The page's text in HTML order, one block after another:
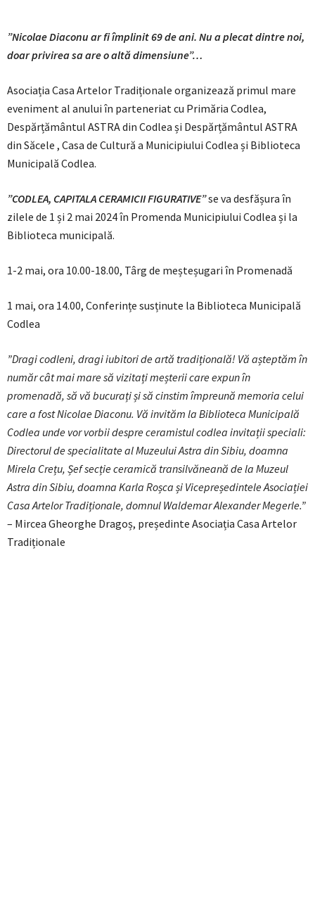
”Nicolae Diaconu ar fi împlinit 69 de ani. Nu a plecat dintre noi,
doar privirea sa are o altă dimensiune”…
Asociația Casa Artelor Tradiționale organizează primul mare
eveniment al anului în parteneriat cu Primăria Codlea,
Despărțământul ASTRA din Codlea și Despărțământul ASTRA
din Săcele , Casa de Cultură a Municipiului Codlea și Biblioteca
Municipală Codlea.
”CODLEA, CAPITALA CERAMICII FIGURATIVE”se va desfășura în
zilele de 1 și 2 mai 2024 în Promenda Municipiului Codlea și la
Biblioteca municipală.
1-2 mai, ora 10.00-18.00, Târg de meșteșugari în Promenadă
1 mai, ora 14.00, Conferințe susținute la Biblioteca Municipală
Codlea
”Dragi codleni, dragi iubitori de artă tradițională! Vă așteptăm în
număr cât mai mare să vizitați meșterii care expun în
promenadă, să vă bucurați și să cinstim împreună memoria celui
care a fost Nicolae Diaconu. Vă invităm la Biblioteca Municipală
Codlea unde vor vorbii despre ceramistul codlea invitații speciali:
Directorul de specialitate al Muzeului Astra din Sibiu, doamna
Mirela Crețu, Șef secție ceramică transilvăneană de la Muzeul
Astra din Sibiu, doamna Karla Roșca și Vicepreședintele Asociației
Casa Artelor Tradiționale, domnul Waldemar Alexander Megerle.”
– Mircea Gheorghe Dragoș, președinte Asociația Casa Artelor
Tradiționale